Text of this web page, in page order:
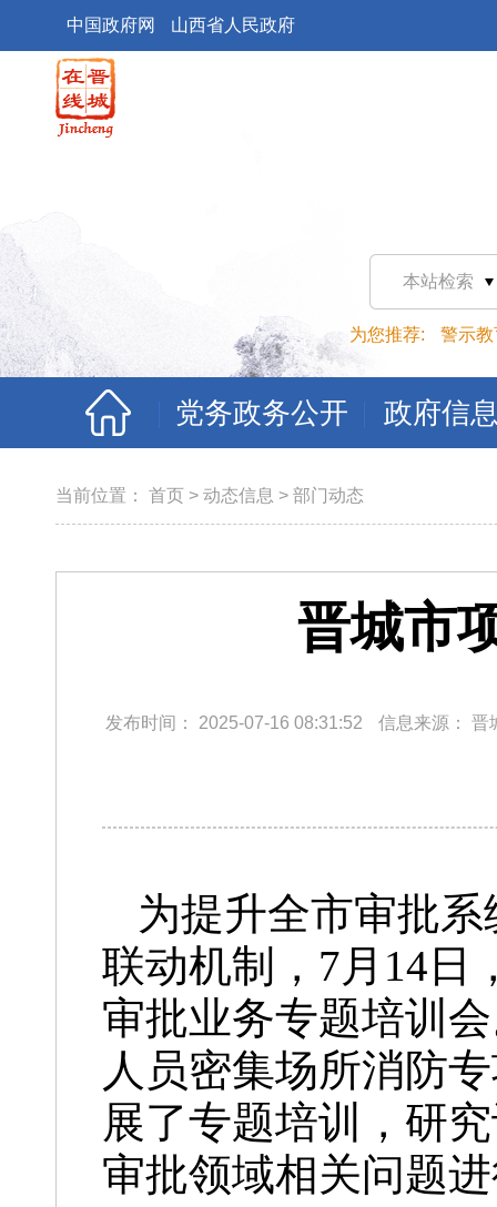
中国政府网 山西省人民政府
本站检索
为您推荐: 警示教
党务政务公开 政府信
当前位置： 首页 > 动态信息 > 部门动态
晋城市
发布时间： 2025-07-16 08:31:52 信息来源： 晋
为提升全市审批
联动机制，7月14日
审批业务专题培训
人员密集场所消防
展了专题培训，研
审批领域相关问题